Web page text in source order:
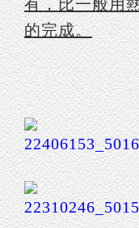
有，比一般用
的完成。